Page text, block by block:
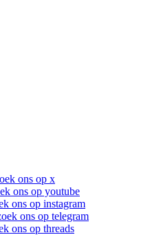
ons op x
ons op youtube
ons op instagram
ons op telegram
ons op threads